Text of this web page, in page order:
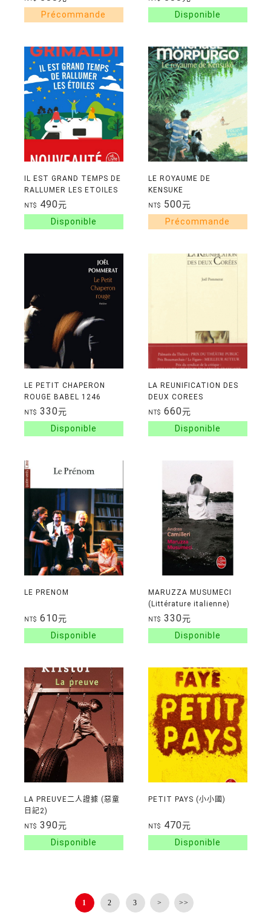
IL EST GRAND TEMPS DE
RALLUMER LES ETOILES
NT$ 490元
LE ROYAUME DE
KENSUKE
NT$ 500元
LE PETIT CHAPERON
ROUGE BABEL 1246
NT$ 330元
LA REUNIFICATION DES
DEUX COREES
NT$ 660元
LE PRENOM
NT$ 610元
MARUZZA MUSUMECI
(Littérature italienne)
NT$ 330元
LA PREUVE二人證據 (惡童
日記2)
NT$ 390元
PETIT PAYS (小小國)
NT$ 470元
1 2 3 > >>